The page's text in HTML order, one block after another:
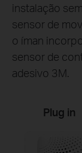
instalação
sensor de
o íman
sensor de
adesivo 3M.
Plug in